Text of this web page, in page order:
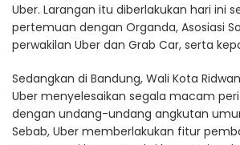
Uber. Larangan itu diberlakukan hari ini
pertemuan dengan Organda, Asosiasi
perwakilan Uber dan Grab Car, serta
Sedangkan di Bandung, Wali Kota
Uber menyelesaikan segala macam
dengan undang-undang angkutan
Sebab, Uber memberlakukan fitur